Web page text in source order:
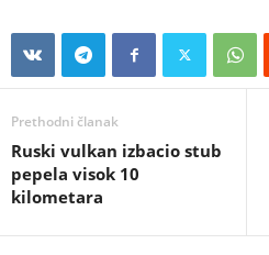
Prethodni članak
Ruski vulkan izbacio stub
pepela visok 10
kilometara